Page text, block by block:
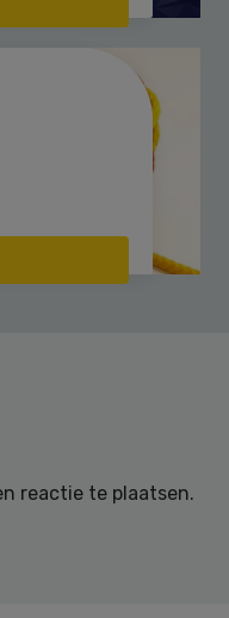
reactie te plaatsen.